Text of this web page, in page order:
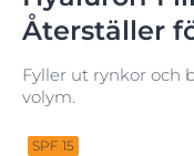
Återställer
Fyller ut rynkor och
volym.
SPF 15